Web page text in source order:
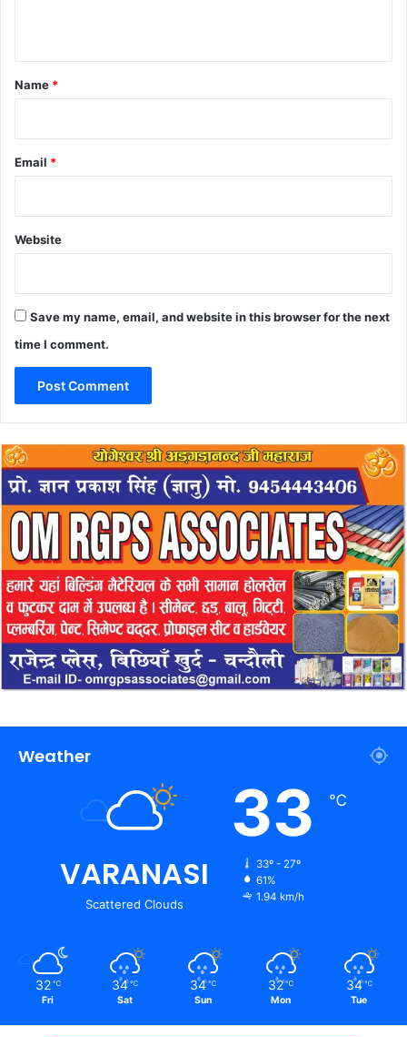
*
Name *
Email *
Website
Save my name, email, and website in this browser for the next
time I comment.
Weather
VARANASI
Scattered Clouds
33 ℃
33º - 27º
61%
1.94 km/h
32 ℃
Fri
34 ℃
Sat
34 ℃
Sun
32 ℃
Mon
34 ℃
Tue